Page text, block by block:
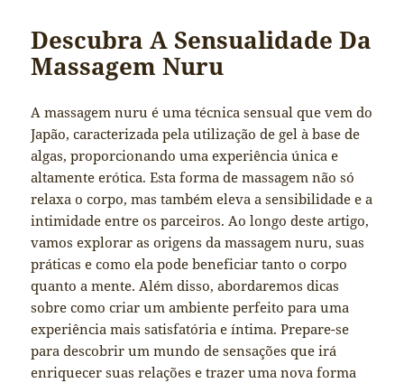
Descubra A Sensualidade Da
Massagem Nuru
A massagem nuru é uma técnica sensual que vem do
Japão, caracterizada pela utilização de gel à base de
algas, proporcionando uma experiência única e
altamente erótica. Esta forma de massagem não só
relaxa o corpo, mas também eleva a sensibilidade e a
intimidade entre os parceiros. Ao longo deste artigo,
vamos explorar as origens da massagem nuru, suas
práticas e como ela pode beneficiar tanto o corpo
quanto a mente. Além disso, abordaremos dicas
sobre como criar um ambiente perfeito para uma
experiência mais satisfatória e íntima. Prepare-se
para descobrir um mundo de sensações que irá
enriquecer suas relações e trazer uma nova forma